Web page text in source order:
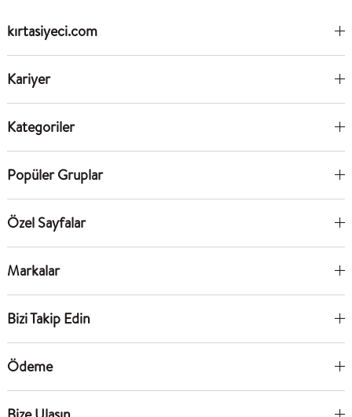
kırtasiyeci.com
Kariyer
Kategoriler
Popüler Gruplar
Özel Sayfalar
Markalar
Bizi Takip Edin
Ödeme